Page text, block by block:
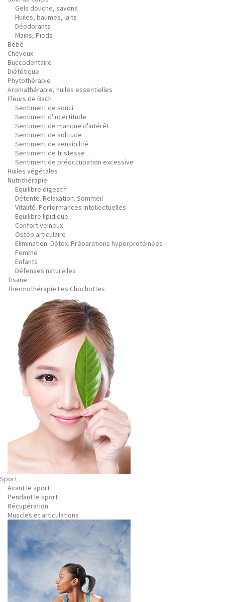
Gels douche, savons
Huiles, baumes, laits
Déodorants
Mains, Pieds
Bébé
Cheveux
Buccodentaire
Diététique
Phytothérapie
Aromathérapie, huiles essentielles
Fleurs de Bach
Sentiment de souci
Sentiment d'incertitude
Sentiment de manque d'intérêt
Sentiment de solitude
Sentiment de sensibilité
Sentiment de tristesse
Sentiment de préoccupation excessive
Huiles végétales
Nutrithérapie
Equilibre digestif
Détente. Relaxation. Sommeil
Vitalité. Performances intellectuelles
Equilibre lipidique
Confort veineux
Ostéo articulaire
Elimination. Détox. Préparations hyperprotéinées
Femme
Enfants
Défenses naturelles
Tisane
Thermothérapie Les Chochottes
Sport
Avant le sport
Pendant le sport
Récupération
Muscles et articulations